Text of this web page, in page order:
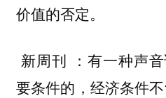
价值的否定。
新周刊
：有一种声
要条件的，经济条件